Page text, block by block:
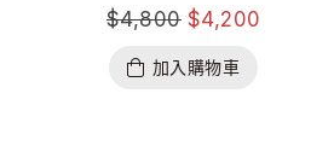
$4,800 $4,200
加入購物車